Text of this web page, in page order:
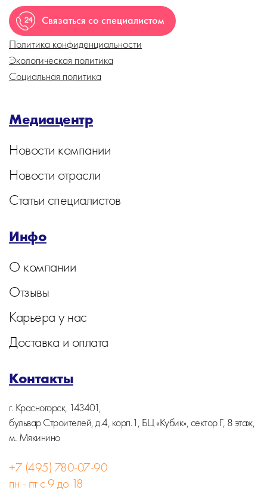
Связаться со специалистом
Политика конфиденциальности
Экологическая политика
Социальная политика
Медиацентр
Новости компании
Новости отрасли
Статьи специалистов
Инфо
О компании
Отзывы
Карьера у нас
Доставка и оплата
Контакты
г. Красногорск, 143401,
бульвар Строителей, д.4, корп.1, БЦ «Кубик», сектор Г, 8 этаж,
м. Мякинино
+7 (495) 780-07-90
пн - пт с 9 до 18